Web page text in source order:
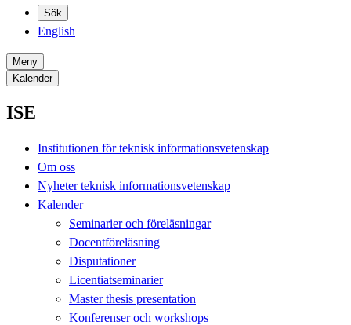
Sök
English
Meny
Kalender
ISE
Institutionen för teknisk informationsvetenskap
Om oss
Nyheter teknisk informationsvetenskap
Kalender
Seminarier och föreläsningar
Docentföreläsning
Disputationer
Licentiatseminarier
Master thesis presentation
Konferenser och workshops